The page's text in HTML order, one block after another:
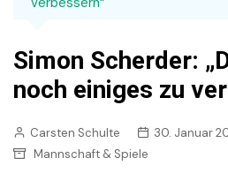
Simon Scherder:
noch einiges zu
Carsten Schulte 30. Januar
Mannschaft & Spiele